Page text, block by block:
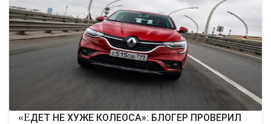
КУЛЬТУРА
СПОРТ
ВОЕННЫЕ ДЕЙСТВИЯ
ПРОИСШЕСТВИЯ
«ЕДЕТ НЕ ХУЖЕ КОЛЕОСА»: БЛОГЕР ПРОВЕРИЛ